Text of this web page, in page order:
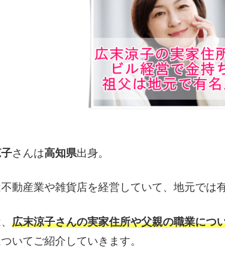
さんは高知県出身。
動産業や雑貨店を経営していて、地元では
広末涼子さんの実家住所や父親の職業につ
いてご紹介していきます。